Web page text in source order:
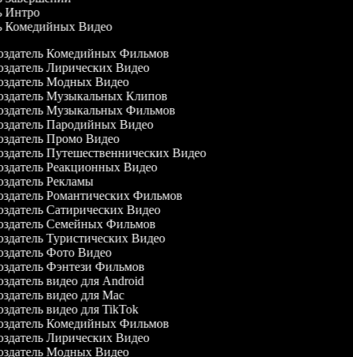
Интро
Комедийных Видео
Комедийных Фильмов
Лирических Видео
Модных Видео
Музыкальных Клипов
Музыкальных Фильмов
Пародийных Видео
Промо Видео
Путешественнических Видео
Реакционных Видео
Рекламы
Романтических Фильмов
Сатирических Видео
Семейных Фильмов
Туристических Видео
Фото Видео
Фэнтези Фильмов
видео для Android
видео для Mac
видео для TikTok
Комедийных Фильмов
Лирических Видео
Модных Видео